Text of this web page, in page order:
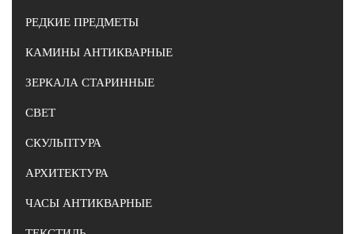
РЕДКИЕ ПРЕДМЕТЫ
КАМИНЫ АНТИКВАРНЫЕ
ЗЕРКАЛА СТАРИННЫЕ
СВЕТ
СКУЛЬПТУРА
АРХИТЕКТУРА
ЧАСЫ АНТИКВАРНЫЕ